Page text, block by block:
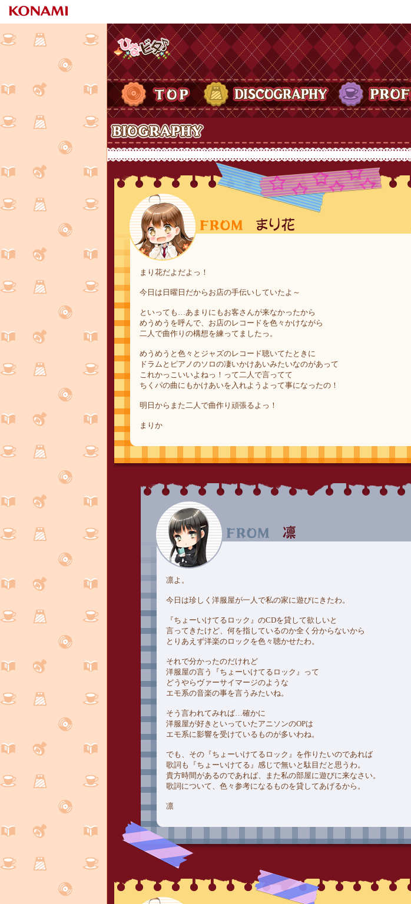
ひなビタ♪
TOP DISCOGRAPHY
Biography
まり花だよだよっ！
今日は日曜日だからお店の手伝いしていたよ～
といっても…あまりにもお客さんが来なかったから
めうめうを呼んで、お店のレコードを色々かけながら
二人で曲作りの構想を練ってましたっ。
めうめうと色々とジャズのレコード聴いてたときに
ドラムとピアノのソロの凄いかけあいみたいなのがあって
これかっこいいよねっ！って二人で言ってて
ちくパの曲にもかけあいを入れようよって事になったの！
明日からまた二人で曲作り頑張るよっ！
まりか
凛よ。
今日は珍しく洋服屋が一人で私の家に遊びにきたわ。
『ちょーいけてるロック』のCDを貸して欲しいと
言ってきたけど、何を指しているのか全く分からないから
とりあえず洋楽のロックを色々聴かせたわ。
それで分かったのだけれど
洋服屋の言う『ちょーいけてるロック』って
どうやらヴァーサイマージのような
エモ系の音楽の事を言うみたいね。
そう言われてみれば…確かに
洋服屋が好きといっていたアニソンのOPは
エモ系に影響を受けているものが多いわね。
でも、その『ちょーいけてるロック』を作りたいのであれば
歌詞も『ちょーいけてる』感じで無いと駄目だと思うわ。
貴方時間があるのであれば、また私の部屋に遊びに来なさい。
歌詞について、色々参考になるものを貸してあげるから。
凛